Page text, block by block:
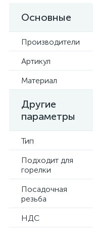
Основные
Производители
Артикул
Материал
Другие
параметры
Тип
Подходит для
горелки
Посадочная
резьба
НДС